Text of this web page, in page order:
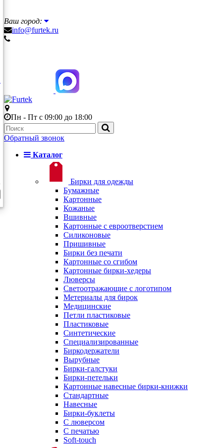
Ваш город:
info@furtek.ru
Пн - Пт с 09:00 до 18:00
Обратный звонок
Каталог
Бирки для одежды
Бумажные
Картонные
Кожаные
Вшивные
Картонные с евроотверстием
Силиконовые
Пришивные
Бирки без печати
Картонные со сгибом
Картонные бирки-хедеры
Люверсы
Светоотражающие с логотипом
Метериалы для бирок
Медицинские
Петли пластиковые
Пластиковые
Синтетические
Специализированные
Биркодержатели
Вырубные
Бирки-галстуки
Бирки-петельки
Картонные навесные бирки-книжки
Стандартные
Навесные
Бирки-буклеты
С люверсом
С печатью
Soft-touch